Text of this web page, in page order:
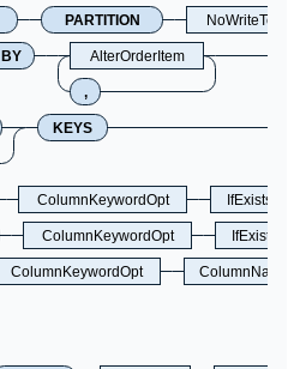
PARTITION
BY AlterOrderItem
,
KEYS
ColumnKeywordOpt IfExists
ColumnKeywordOpt IfExists
ColumnKeywordOpt ColumnName